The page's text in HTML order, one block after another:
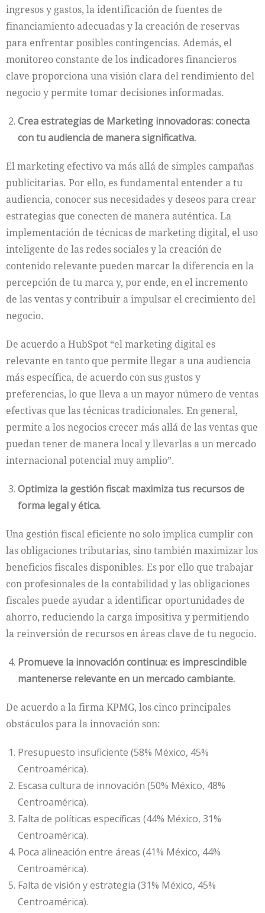
ingresos y gastos, la identificación de fuentes de
financiamiento adecuadas y la creación de reservas
para enfrentar posibles contingencias. Además, el
monitoreo constante de los indicadores financieros
clave proporciona una visión clara del rendimiento del
negocio y permite tomar decisiones informadas.
Crea estrategias de Marketing innovadoras: conecta
con tu audiencia de manera significativa.
El marketing efectivo va más allá de simples campañas
publicitarias. Por ello, es fundamental entender a tu
audiencia, conocer sus necesidades y deseos para crear
estrategias que conecten de manera auténtica. La
implementación de técnicas de marketing digital, el uso
inteligente de las redes sociales y la creación de
contenido relevante pueden marcar la diferencia en la
percepción de tu marca y, por ende, en el incremento
de las ventas y contribuir a impulsar el crecimiento del
negocio.
De acuerdo a HubSpot “el marketing digital es
relevante en tanto que permite llegar a una audiencia
más específica, de acuerdo con sus gustos y
preferencias, lo que lleva a un mayor número de ventas
efectivas que las técnicas tradicionales. En general,
permite a los negocios crecer más allá de las ventas que
puedan tener de manera local y llevarlas a un mercado
internacional potencial muy amplio”.
Optimiza la gestión fiscal: maximiza tus recursos de
forma legal y ética.
Una gestión fiscal eficiente no solo implica cumplir con
las obligaciones tributarias, sino también maximizar los
beneficios fiscales disponibles. Es por ello que trabajar
con profesionales de la contabilidad y las obligaciones
fiscales puede ayudar a identificar oportunidades de
ahorro, reduciendo la carga impositiva y permitiendo
la reinversión de recursos en áreas clave de tu negocio.
Promueve la innovación continua: es imprescindible
mantenerse relevante en un mercado cambiante.
De acuerdo a la firma KPMG, los cinco principales
obstáculos para la innovación son:
Presupuesto insuficiente (58% México, 45%
Centroamérica).
Escasa cultura de innovación (50% México, 48%
Centroamérica).
Falta de políticas específicas (44% México, 31%
Centroamérica).
Poca alineación entre áreas (41% México, 44%
Centroamérica).
Falta de visión y estrategia (31% México, 45%
Centroamérica).